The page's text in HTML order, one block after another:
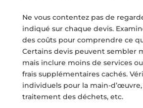
Ne vous contentez pas de
indiqué sur chaque devis.
des coûts pour comprendre ce
Certains devis peuvent sembler
mais inclure moins de services
frais supplémentaires cachés.
individuels pour la main-
traitement des déchets, etc.